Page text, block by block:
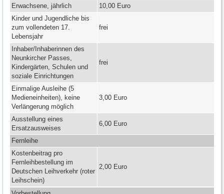
Erwachsene, jährlich
10,00 Euro
Kinder und Jugendliche bis
zum vollendeten 17.
Lebensjahr
frei
Inhaber/Inhaberinnen des
Neunkircher Passes,
Kindergärten, Schulen und
soziale Einrichtungen
frei
Einmalige Ausleihe (5
Medieneinheiten), keine
Verlängerung möglich
3,00 Euro
Ausstellung eines
Ersatzausweises
6,00 Euro
Fernleihe
Kostenbeitrag pro
Fernleihbestellung im
Deutschen Leihverkehr (roter
Leihschein)
2,00 Euro